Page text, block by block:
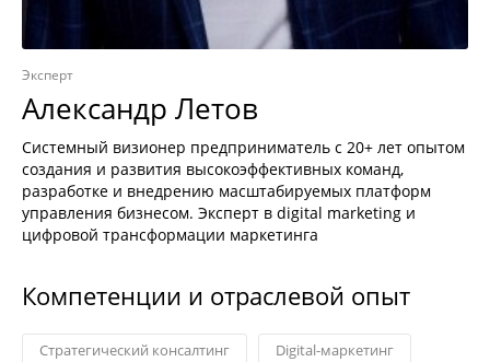
Эксперт
Александр Летов
Системный визионер предприниматель с 20+ лет опытом
создания и развития высокоэффективных команд,
разработке и внедрению масштабируемых платформ
управления бизнесом. Эксперт в digital marketing и
цифровой трансформации маркетинга
Компетенции и отраслевой опыт
Стратегический консалтинг Digital-маркетинг